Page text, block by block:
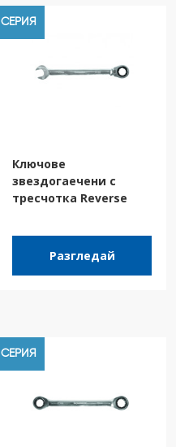
СЕРИЯ
Ключове
звездогаечени с
тресчотка Reverse
Разгледай
СЕРИЯ